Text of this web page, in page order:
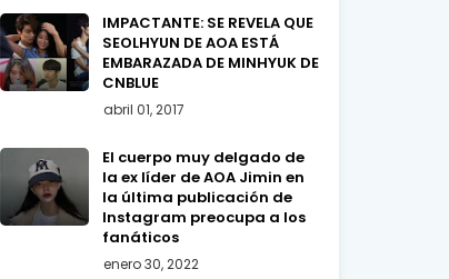
IMPACTANTE: SE REVELA QUE
SEOLHYUN DE AOA ESTÁ
EMBARAZADA DE MINHYUK DE
CNBLUE
abril 01, 2017
El cuerpo muy delgado de
la ex líder de AOA Jimin en
la última publicación de
Instagram preocupa a los
fanáticos
enero 30, 2022